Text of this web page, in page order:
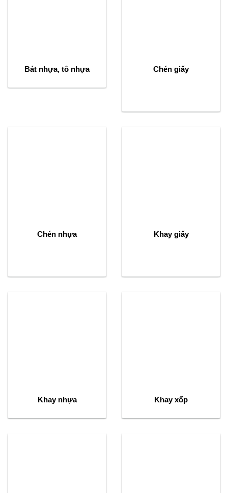
Bát nhựa, tô nhựa Chén giấy
Chén nhựa Khay giấy
Khay nhựa Khay xốp